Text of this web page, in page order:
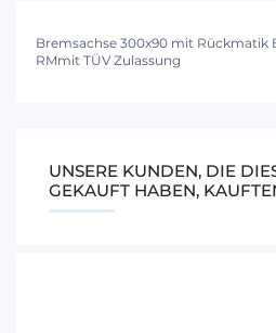
Bremsachse 300x90 mit Rückmatik
RMmit TÜV Zulassung
UNSERE KUNDEN, DIE
GEKAUFT HABEN,